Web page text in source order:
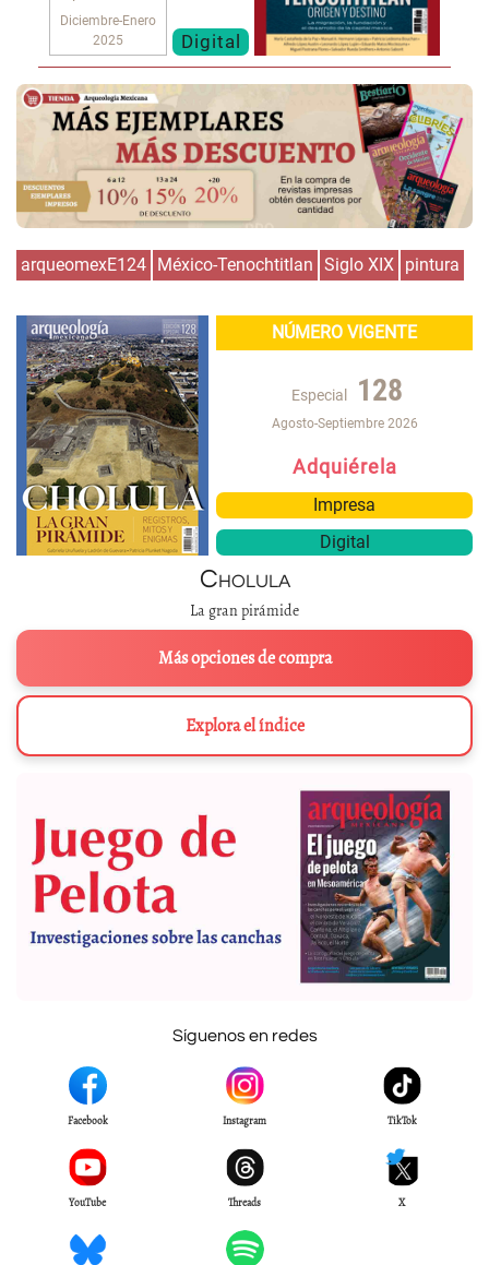
Diciembre-Enero
2025
Digital
arqueomexE124 México-Tenochtitlan Siglo XIX pintura
NÚMERO VIGENTE
Especial 128
Agosto-Septiembre 2026
Adquiérela
Impresa
Digital
Cholula
La gran pirámide
Más opciones de compra
Explora el índice
Síguenos en redes
Facebook Instagram TikTok
YouTube Threads X